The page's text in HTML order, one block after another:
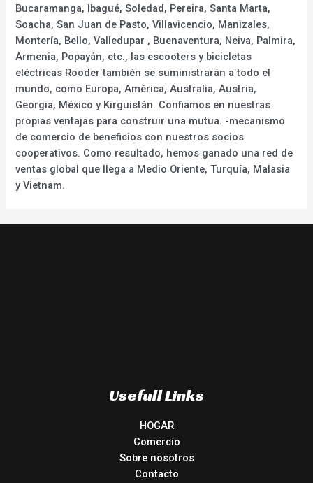
Bucaramanga, Ibagué, Soledad, Pereira, Santa Marta,
Soacha, San Juan de Pasto, Villavicencio, Manizales,
Montería, Bello, Valledupar , Buenaventura, Neiva, Palmira,
Armenia, Popayán, etc., las escooters y bicicletas
eléctricas Rooder también se suministrarán a todo el
mundo, como Europa, América, Australia, Austria,
Georgia, México y Kirguistán. Confiamos en nuestras
propias ventajas para construir una mutua. -mecanismo
de comercio de beneficios con nuestros socios
cooperativos. Como resultado, hemos ganado una red de
ventas global que llega a Medio Oriente, Turquía, Malasia
y Vietnam.
Usefull Links
HOGAR
Comercio
Sobre nosotros
Contacto